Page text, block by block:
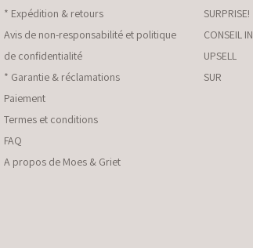
* Expédition & retours
Avis de non-responsabilité et politique
de confidentialité
* Garantie & réclamations
Paiement
Termes et conditions
FAQ
A propos de Moes & Griet
SURPRISE!
CONSEIL
UPSELL
SUR